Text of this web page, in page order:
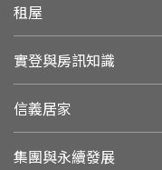
租屋
實登與房訊知識
信義居家
集團與永續發展